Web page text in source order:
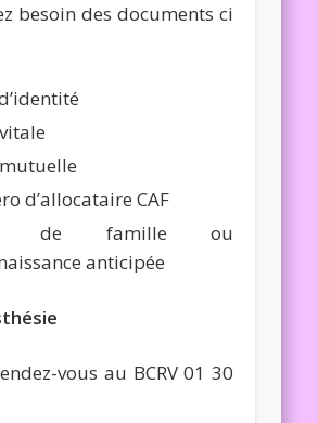
besoin des documents ci
d’allocataire CAF
de famille ou
anticipée
vous au BCRV 01 30